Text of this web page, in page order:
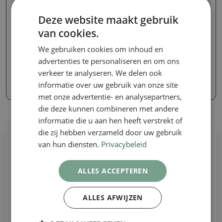
Hibiscus - Hibiscus
Bonsai voor binnen -
Malvaviscus arboreus
1478-PB25-4315
Bonsai voor binnen -
Malvaviscus arboreus
SKU: 0_001ibiskovec_kont
7.85 €
Waarom bij ons kopen
Alles op voorraad - geen illustratiefoto's
Levering binnen 48 uur
Deze website maakt gebruik
van cookies.
We gebruiken cookies om inhoud en
advertenties te personaliseren en om ons
verkeer te analyseren. We delen ook
informatie over uw gebruik van onze site
met onze advertentie- en analysepartners,
die deze kunnen combineren met andere
informatie die u aan hen heeft verstrekt of
die zij hebben verzameld door uw gebruik
van hun diensten. Privacybeleid
ALLES ACCEPTEREN
ALLES AFWIJZEN